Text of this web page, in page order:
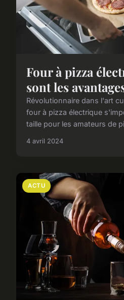
Four à pizza
sont les
Révolutionnaire dans l'art
four à pizza électrique
taille pour les amateurs de
4 avril 2024
ACTU